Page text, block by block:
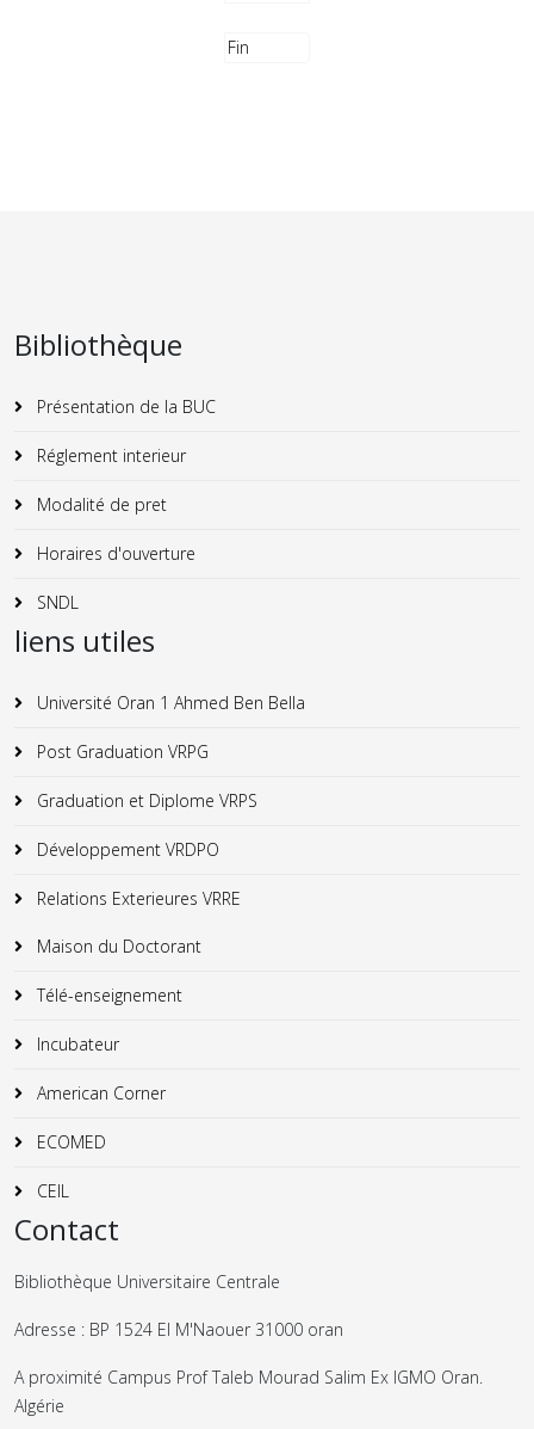
Fin
Bibliothèque
Présentation de la BUC
Réglement interieur
Modalité de pret
Horaires d'ouverture
SNDL
liens utiles
Université Oran 1 Ahmed Ben Bella
Post Graduation VRPG
Graduation et Diplome VRPS
Développement VRDPO
Relations Exterieures VRRE
Maison du Doctorant
Télé-enseignement
Incubateur
American Corner
ECOMED
CEIL
Contact
Bibliothèque Universitaire Centrale
Adresse : BP 1524 El M'Naouer 31000 oran
A proximité Campus Prof Taleb Mourad Salim Ex IGMO Oran.
Algérie